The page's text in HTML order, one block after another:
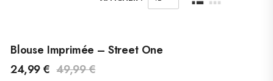
Blouse Imprimée – Street One
24,99€ 49,99€